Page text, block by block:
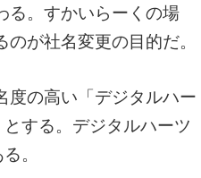
る。すかいらーくの場
が社名変更の目的だ。
度の高い「デジタルハー
する。デジタルハーツ
。